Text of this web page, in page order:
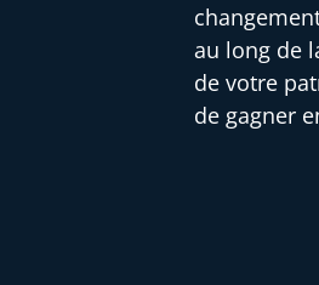
au long de
de votre
de gagner